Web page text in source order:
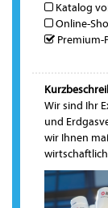
Katalog
Online-
Premium-
Wir sind Ihr
und
wir Ihnen